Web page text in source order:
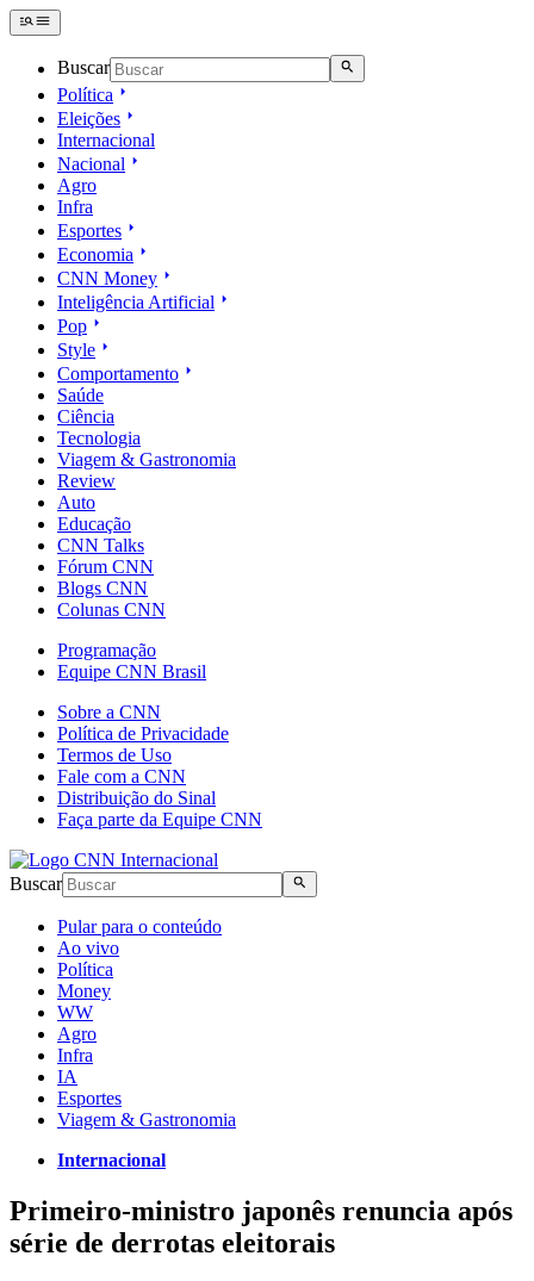
Buscar
Política
Eleições
Internacional
Nacional
Agro
Infra
Esportes
Economia
CNN Money
Inteligência Artificial
Pop
Style
Comportamento
Saúde
Ciência
Tecnologia
Viagem & Gastronomia
Review
Auto
Educação
CNN Talks
Fórum CNN
Blogs CNN
Colunas CNN
Programação
Equipe CNN Brasil
Sobre a CNN
Política de Privacidade
Termos de Uso
Fale com a CNN
Distribuição do Sinal
Faça parte da Equipe CNN
Buscar
Pular para o conteúdo
Ao vivo
Política
Money
WW
Agro
Infra
IA
Esportes
Viagem & Gastronomia
Internacional
Primeiro-ministro japonês renuncia após
série de derrotas eleitorais